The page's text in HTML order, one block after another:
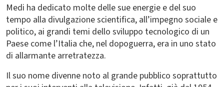
Medi ha dedicato molte delle sue energie e del suo
tempo alla divulgazione scientifica, all’impegno sociale e
politico, ai grandi temi dello sviluppo tecnologico di un
Paese come l’Italia che, nel dopoguerra, era in uno stato
di allarmante arretratezza.
Il suo nome divenne noto al grande pubblico soprattutto